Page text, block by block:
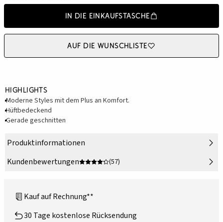
In die Einkaufstasche
Auf die Wunschliste
Highlights
Moderne Styles mit dem Plus an Komfort.
Hüftbedeckend
Gerade geschnitten
Produktinformationen
Kundenbewertungen
(57)
Kauf auf Rechnung**
30 Tage kostenlose Rücksendung